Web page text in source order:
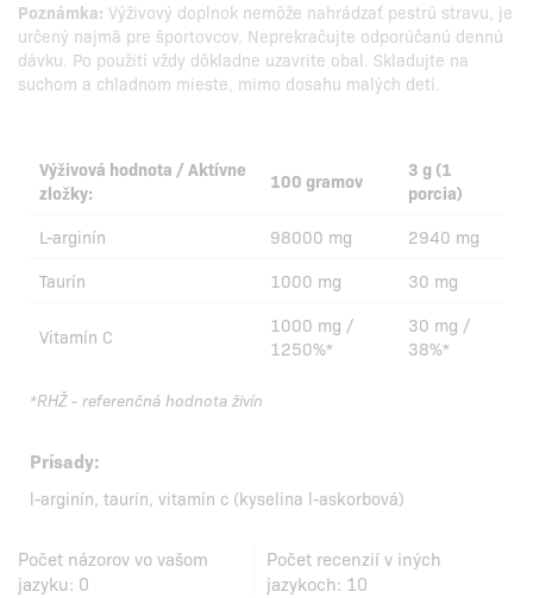
Poznámka: Výživový doplnok nemôže nahrádzať pestrú stravu, je
určený najmä pre športovcov. Neprekračujte odporúčanú dennú
dávku. Po použití vždy dôkladne uzavrite obal. Skladujte na
suchom a chladnom mieste, mimo dosahu malých detí.
Výživová hodnota / Aktívne
zložky:
100 gramov
3 g (1
porcia)
L-arginín
98000 mg
2940 mg
Taurín
1000 mg 30 mg
Vitamín C
1000 mg /
1250%*
30 mg /
38%*
*RHŽ - referenčná hodnota živín
Prísady:
l-arginín, taurín, vitamín c (kyselina l-askorbová)
Počet názorov vo vašom
jazyku: 0
Počet recenzií v iných
jazykoch: 10